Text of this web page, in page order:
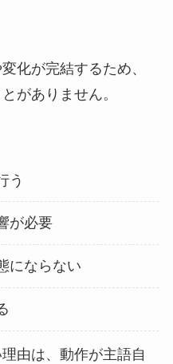
化が完結するため、
がありません。
う
が必要
にならない
由は、動作が主語自